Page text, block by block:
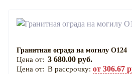
Гранитная ограда на могилу О124
3 680.00 руб.
В рассрочку: от 306.67